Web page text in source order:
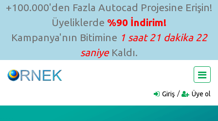
+100.000'den Fazla Autocad Projesine Erişin!
Üyeliklerde %90 İndirim!
Kampanya'nın Bitimine 1 saat 21 dakika 20
saniyeKaldı.
Giriş Üye ol